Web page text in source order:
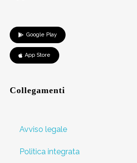
Google Play
App Store
Collegamenti
Avviso legale
Politica integrata